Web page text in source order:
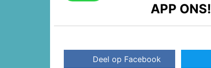
APP ONS!
Deel op Facebook